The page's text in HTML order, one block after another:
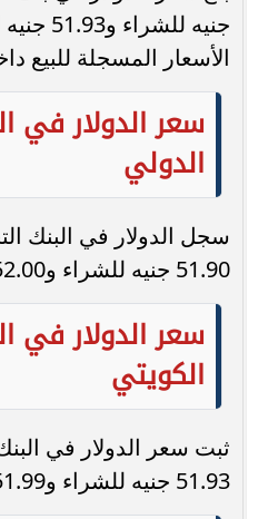
جنيه
الأسعار المسجلة للبيع
سعر الدولار في
الدولي
51.90 جنيه للشراء و52.00 جنيه للبيع.
سعر الدولار في
الكويتي
ثبت سعر الدولار في
51.93 جنيه للشراء و51.99 جنيه للبيع.